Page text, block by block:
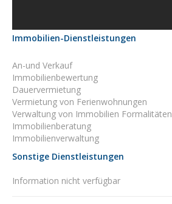
Immobilien-Dienstleistungen
An-und Verkauf
Immobilienbewertung
Dauervermietung
Vermietung von Ferienwohnungen
Verwaltung von Immobilien Formalitäten
Immobilienberatung
Immobilienverwaltung
Sonstige Dienstleistungen
Information nicht verfügbar